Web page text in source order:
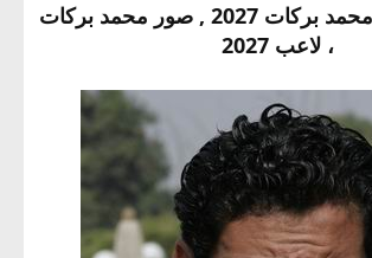
رد: صور اللاعب محمد بركات 2027 , صور محمد بركات
، لاعب 2027